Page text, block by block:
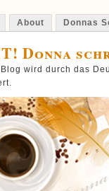
About Donnas
Donna
wird durch das